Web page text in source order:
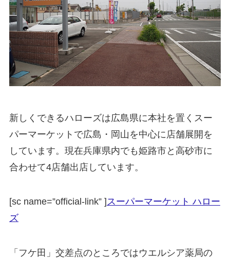
新しくできるハローズは広島県に本社を置くスー
パーマーケットで広島・岡山を中心に店舗展開を
しています。現在兵庫県内でも姫路市と高砂市に
合わせて4店舗出店しています。
[sc name=”official-link” ]スーパーマーケット ハロー
ズ
「フケ田」交差点のところではウエルシア薬局の